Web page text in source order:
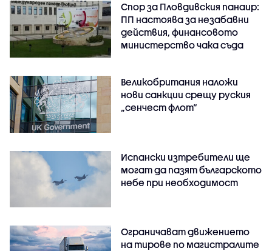
Спор за Пловдивския панаир:
ПП настоява за незабавни
действия, финансовото
министерство чака съда
Великобритания наложи
нови санкции срещу руския
„сенчест флот“
Испански изтребители ще
могат да пазят българското
небе при необходимост
Ограничават движението
на тирове по магистралите